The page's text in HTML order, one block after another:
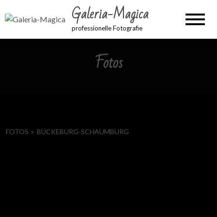
Galeria-Magica
professionelle Fotografie
Fotos
FOTOS » BÜCKEBURG-SCHAUMBURG